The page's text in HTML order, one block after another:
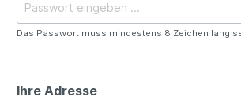
Das Passwort muss mindestens 8 Zeichen lang
Ihre Adresse